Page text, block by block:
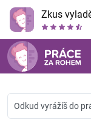
Zkus
Odkud vyrážíš do